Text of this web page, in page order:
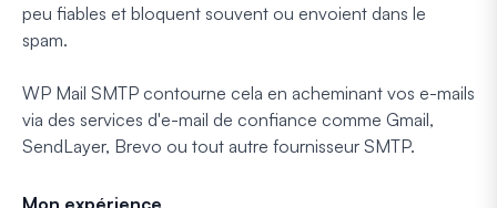
peu fiables et bloquent souvent ou envoient dans le
spam.
WP Mail SMTP contourne cela en acheminant vos e-mails
via des services d'e-mail de confiance comme Gmail,
SendLayer, Brevo ou tout autre fournisseur SMTP.